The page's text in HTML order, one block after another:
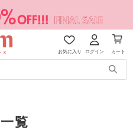
お気に入り ログイン カート
覧